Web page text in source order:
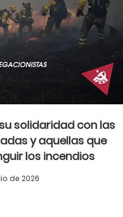
solidaridad con las
y aquellas que
los incendios
de 2026